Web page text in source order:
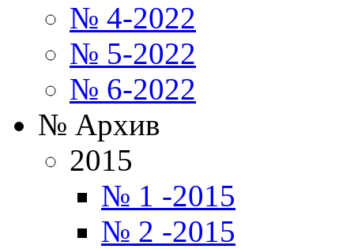
№ 4-2022
№ 5-2022
№ 6-2022
№ Архив
2015
№ 1 -2015
№ 2 -2015